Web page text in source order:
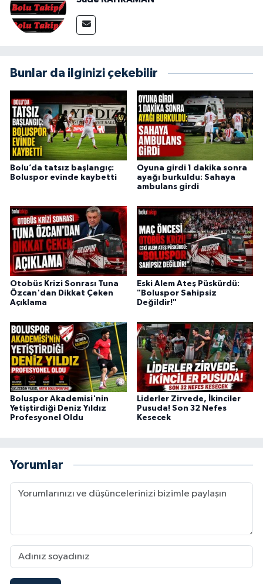
Bunlar da ilginizi çekebilir
Bolu’da tatsız başlangıç:
Boluspor evinde kaybetti
Oyuna girdi 1 dakika sonra
ayağı burkuldu: Sahaya
ambulans girdi
Otobüs Krizi Sonrası Tuna
Özcan'dan Dikkat Çeken
Açıklama
Eski Alem Ateş Püskürdü:
"Boluspor Sahipsiz
Değildir!"
Boluspor Akademisi'nin
Yetiştirdiği Deniz Yıldız
Profesyonel Oldu
Liderler Zirvede, İkinciler
Pusuda! Son 32 Nefes
Kesecek
Yorumlar